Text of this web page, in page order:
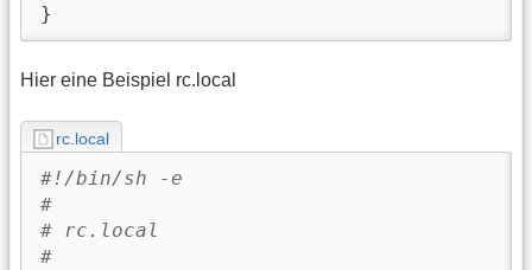
}
Hier eine Beispiel rc.local
rc.local
#!/bin/sh -e
#
# rc.local
#